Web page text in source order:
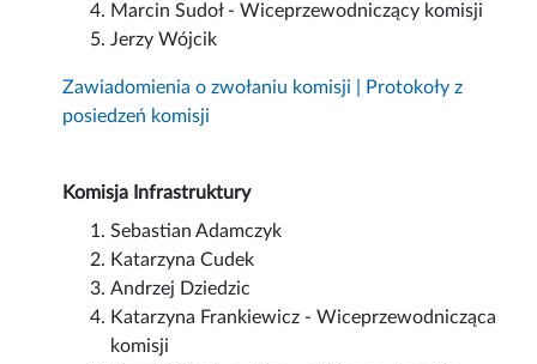
Marcin Sudoł - Wiceprzewodniczący komisji
Jerzy Wójcik
Zawiadomienia o zwołaniu komisji | Protokoły z
posiedzeń komisji
Komisja Infrastruktury
Sebastian Adamczyk
Katarzyna Cudek
Andrzej Dziedzic
Katarzyna Frankiewicz - Wiceprzewodnicząca
komisji